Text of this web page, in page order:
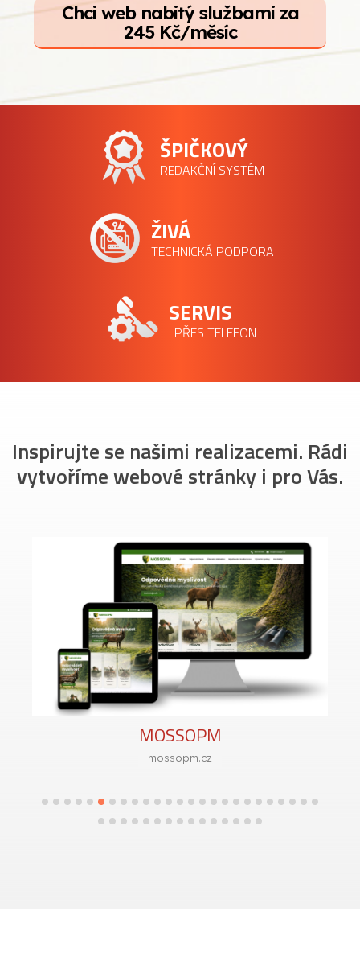
Chci web nabitý službami za
245 Kč/měsíc
ŠPIČKOVÝ
REDAKČNÍ SYSTÉM
ŽIVÁ
TECHNICKÁ PODPORA
SERVIS
I PŘES TELEFON
Inspirujte se našimi realizacemi. Rádi
vytvoříme webové stránky i pro Vás.
MOSSOPM
mossopm.cz